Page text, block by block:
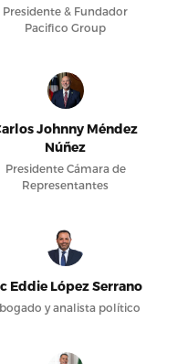
Presidente & Fundador
Pacifico Group
Johnny Méndez
Núñez
Presidente Cámara de
Representantes
Eddie López Serrano
y analista político